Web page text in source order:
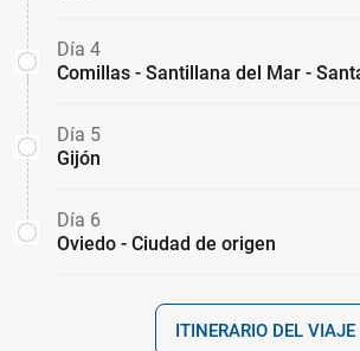
Día 4
Comillas - Santillana del Mar -
Día 5
Gijón
Día 6
Oviedo - Ciudad de origen
ITINERARIO DEL VIAJE